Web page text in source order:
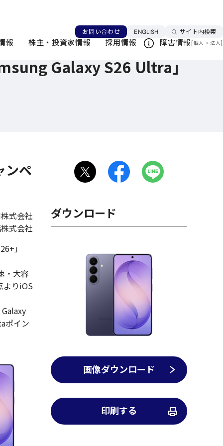
お問い合わせ ENGLISH言語を切り替える
サイト内検索
報 株主・投資家情報 採用情報 障害情報[個人 ・ 法人]
Galaxy S26 Ultra」
ンペ
式会社
式会社
」
・大容
よりiOS
ポイン
ダウンロード
画像ダウンロード
印刷する